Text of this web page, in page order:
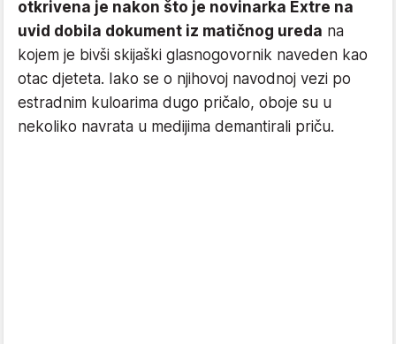
otkrivena je nakon što je novinarka Extre na
uvid dobila dokument iz matičnog ureda na
kojem je bivši skijaški glasnogovornik naveden kao
otac djeteta. Iako se o njihovoj navodnoj vezi po
estradnim kuloarima dugo pričalo, oboje su u
nekoliko navrata u medijima demantirali priču.